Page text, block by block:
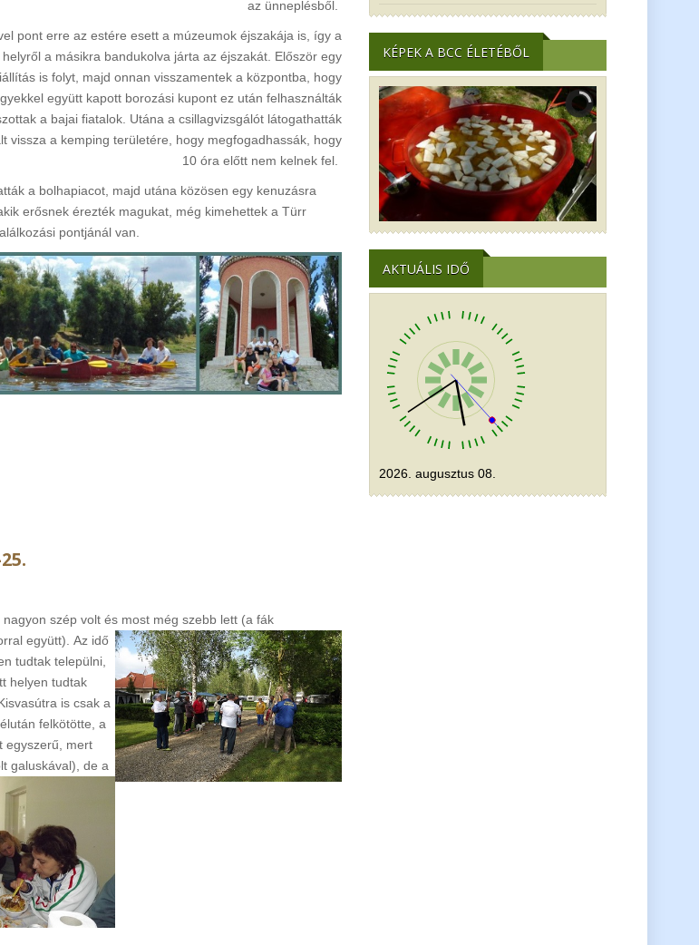
az ünneplésből.
pont erre az estére esett a múzeumok éjszakája is, így a
a másikra bandukolva járta az éjszakát. Először egy
is folyt, majd onnan visszamentek a központba, hogy
együtt kapott borozási kupont ez után felhasználták
a bajai fiatalok. Utána a csillagvizsgálót látogathatták
vissza a kemping területére, hogy megfogadhassák, hogy
10 óra előtt nem kelnek fel.
a bolhapiacot, majd utána közösen egy kenuzásra
erősnek érezték magukat, még kimehettek a Türr
pontjánál van.
szép volt és most még szebb lett (a fák
együtt). Az idő
tudtak települni,
helyen tudtak
is csak a
felkötötte, a
egyszerű, mert
galuskával), de a
KÉPEK A BCC ÉLETÉBŐL
AKTUÁLIS IDŐ
2026. augusztus 08.